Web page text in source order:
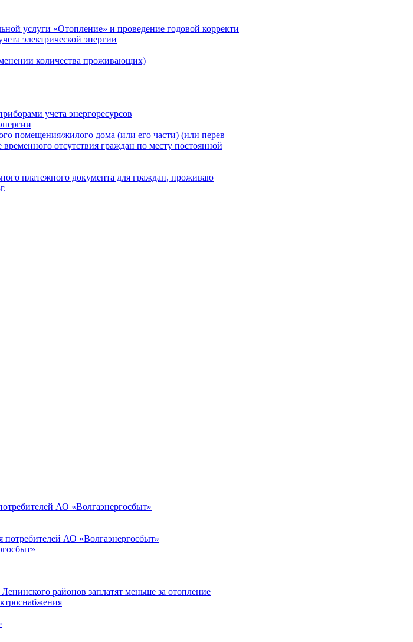
услуги «Отопление» и проведение годовой корректи
электрической энергии
количества проживающих)
учета энергоресурсов
помещения/жилого дома (или его части) (или перев
отсутствия граждан по месту постоянной
платежного документа для граждан, проживаю
АО «Волгаэнергосбыт»
потребителей АО «Волгаэнергосбыт»
районов заплатят меньше за отопление